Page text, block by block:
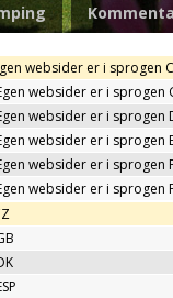
websider er i sprogen
websider er i sprogen
websider er i sprogen
websider er i sprogen
websider er i sprogen
websider er i sprogen